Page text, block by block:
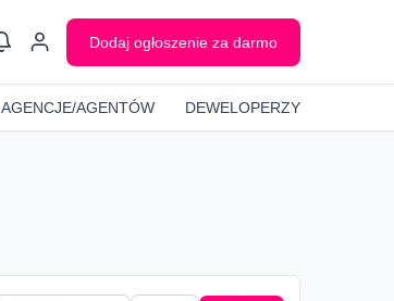
Dodaj ogłoszenie za darmo
AGENCJE/AGENTÓW DEWELOPERZY